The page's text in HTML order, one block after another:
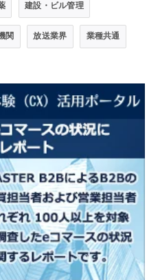
建設・ビル管理
関 放送業界 業種共通